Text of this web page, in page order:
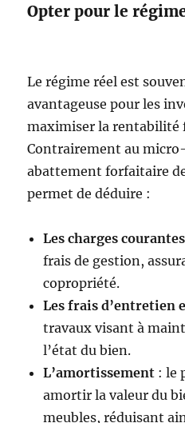
Opter pour le
Le régime réel est
avantageuse pour les
maximiser la rentabilité
Contrairement au
abattement forfaitaire
permet de déduire :
Les charges courantes
frais de gestion,
copropriété.
Les frais d’entretien
travaux visant à
l’état du bien.
L’amortissement : le
amortir la valeur du
meubles, réduisant